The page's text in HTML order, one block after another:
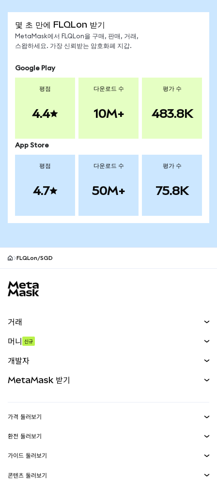
몇 초 만에 FLQLon 받기
MetaMask에서 FLQLon을 구매, 판매, 거래,
스왑하세요. 가장 신뢰받는 암호화폐 지갑.
Google Play
평점
4.4
다운로드 수
10M+
평가 수
483.8K
App Store
평점
4.7
다운로드 수
50M+
평가 수
75.8K
FLQLon/SGD
거래
무기한 선물
실물자산
머니 신규
개발자
MetaMask Connect
Snaps
웹3 서비스
MetaMask 받기
보안
고객 지원
가격 둘러보기
이더리움 가격
솔라나 가격
환전 둘러보기
ETH를 USD로 환전
USDT를 INR로 환전
가이드 둘러보기
ETH 매수
콘텐츠 둘러보기